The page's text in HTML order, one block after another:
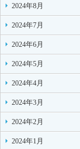
2024年8月
2024年7月
2024年6月
2024年5月
2024年4月
2024年3月
2024年2月
2024年1月